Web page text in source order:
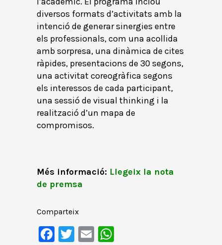
diversos formats d’activitats amb la
intenció de generar sinergies entre
els professionals, com una acollida
amb sorpresa, una dinàmica de cites
ràpides, presentacions de 30 segons,
una activitat coreogràfica segons
els interessos de cada participant,
una sessió de visual thinking i la
realització d’un mapa de
compromisos.
Més informació: Llegeix la nota
de premsa
Comparteix
Facebook
Twitter
Email